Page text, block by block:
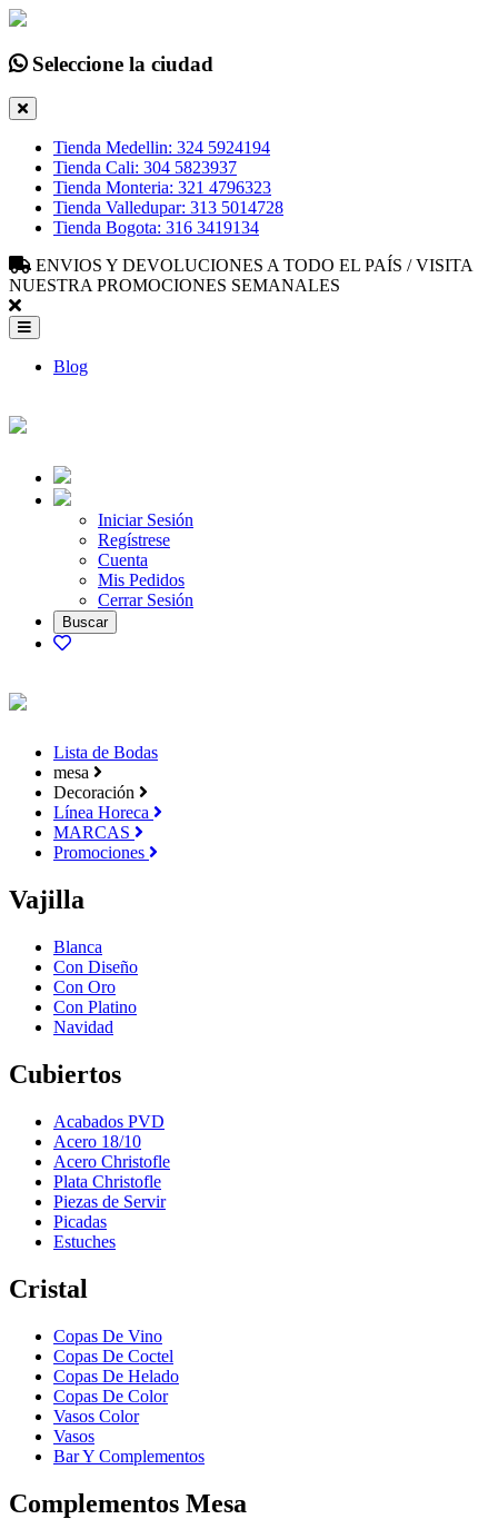
Seleccione la ciudad
Tienda Medellin: 324 5924194
Tienda Cali: 304 5823937
Tienda Monteria: 321 4796323
Tienda Valledupar: 313 5014728
Tienda Bogota: 316 3419134
ENVIOS Y DEVOLUCIONES A TODO EL PAÍS / VISITA
NUESTRA PROMOCIONES SEMANALES
Blog
Iniciar Sesión
Regístrese
Cuenta
Mis Pedidos
Cerrar Sesión
Lista de Bodas
mesa
Decoración
Línea Horeca
MARCAS
Promociones
Vajilla
Blanca
Con Diseño
Con Oro
Con Platino
Navidad
Cubiertos
Acabados PVD
Acero 18/10
Acero Christofle
Plata Christofle
Piezas de Servir
Picadas
Estuches
Cristal
Copas De Vino
Copas De Coctel
Copas De Helado
Copas De Color
Vasos Color
Vasos
Bar Y Complementos
Complementos Mesa